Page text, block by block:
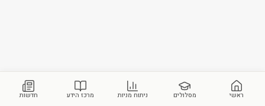
ראשי מסלולים ניתוח מניות מרכז הידע חדשות